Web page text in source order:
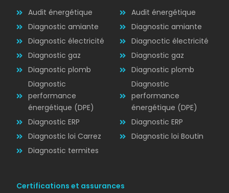
Diagnostic
ÉLECTRICITÉ
Audit énergétique
Diagnostic amiante
Diagnostic électricité
Diagnostic gaz
Diagnostic plomb
Diagnostic
performance
énergétique (DPE)
Diagnostic ERP
Diagnostic loi Carrez
Diagnostic termites
Audit énergétique
Diagnostic amiante
Diagnoctic électricité
Diagnostic gaz
Diagnostic plomb
Diagnostic
performance
énergétique (DPE)
Diagnostic ERP
Diagnostic loi Boutin
Certifications et assurances